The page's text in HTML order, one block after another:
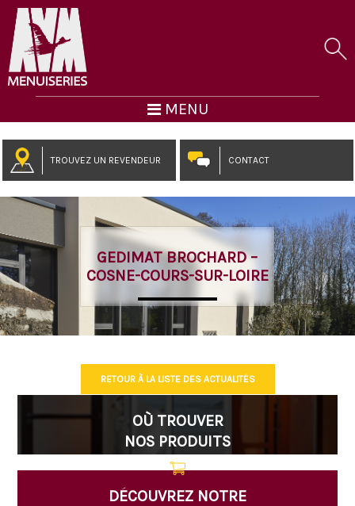
MENU
TROUVEZ UN REVENDEUR CONTACT
GEDIMAT BROCHARD –
COSNE-COURS-SUR-LOIRE
RETOUR À LA LISTE DES ACTUALITÉS
OÙ TROUVER
NOS PRODUITS
DÉCOUVREZ NOTRE